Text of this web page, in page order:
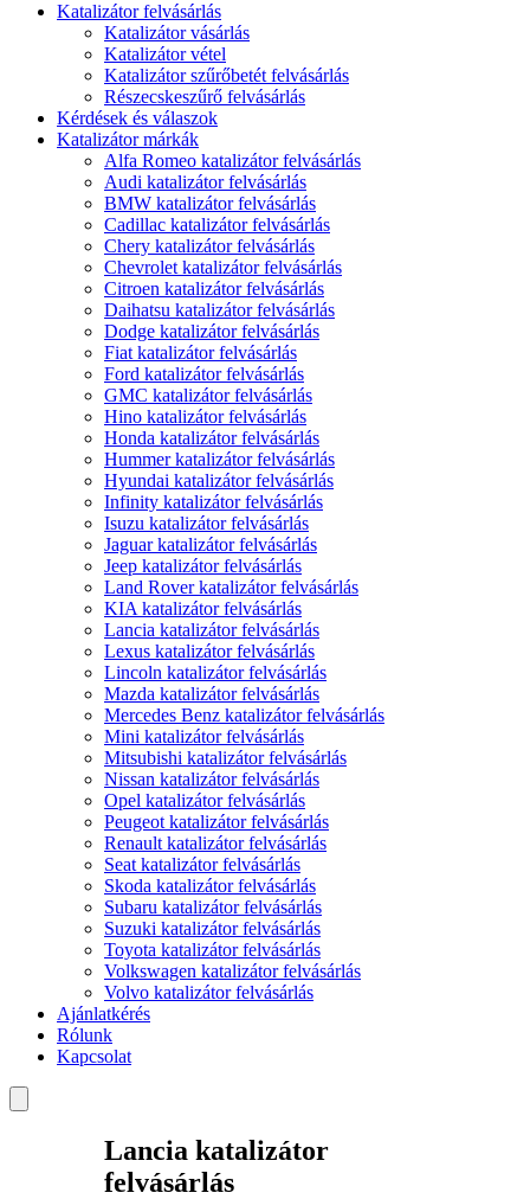
Katalizátor felvásárlás
Katalizátor vásárlás
Katalizátor vétel
Katalizátor szűrőbetét felvásárlás
Részecskeszűrő felvásárlás
Kérdések és válaszok
Katalizátor márkák
Alfa Romeo katalizátor felvásárlás
Audi katalizátor felvásárlás
BMW katalizátor felvásárlás
Cadillac katalizátor felvásárlás
Chery katalizátor felvásárlás
Chevrolet katalizátor felvásárlás
Citroen katalizátor felvásárlás
Daihatsu katalizátor felvásárlás
Dodge katalizátor felvásárlás
Fiat katalizátor felvásárlás
Ford katalizátor felvásárlás
GMC katalizátor felvásárlás
Hino katalizátor felvásárlás
Honda katalizátor felvásárlás
Hummer katalizátor felvásárlás
Hyundai katalizátor felvásárlás
Infinity katalizátor felvásárlás
Isuzu katalizátor felvásárlás
Jaguar katalizátor felvásárlás
Jeep katalizátor felvásárlás
Land Rover katalizátor felvásárlás
KIA katalizátor felvásárlás
Lancia katalizátor felvásárlás
Lexus katalizátor felvásárlás
Lincoln katalizátor felvásárlás
Mazda katalizátor felvásárlás
Mercedes Benz katalizátor felvásárlás
Mini katalizátor felvásárlás
Mitsubishi katalizátor felvásárlás
Nissan katalizátor felvásárlás
Opel katalizátor felvásárlás
Peugeot katalizátor felvásárlás
Renault katalizátor felvásárlás
Seat katalizátor felvásárlás
Skoda katalizátor felvásárlás
Subaru katalizátor felvásárlás
Suzuki katalizátor felvásárlás
Toyota katalizátor felvásárlás
Volkswagen katalizátor felvásárlás
Volvo katalizátor felvásárlás
Ajánlatkérés
Rólunk
Kapcsolat
Lancia katalizátor
felvásárlás